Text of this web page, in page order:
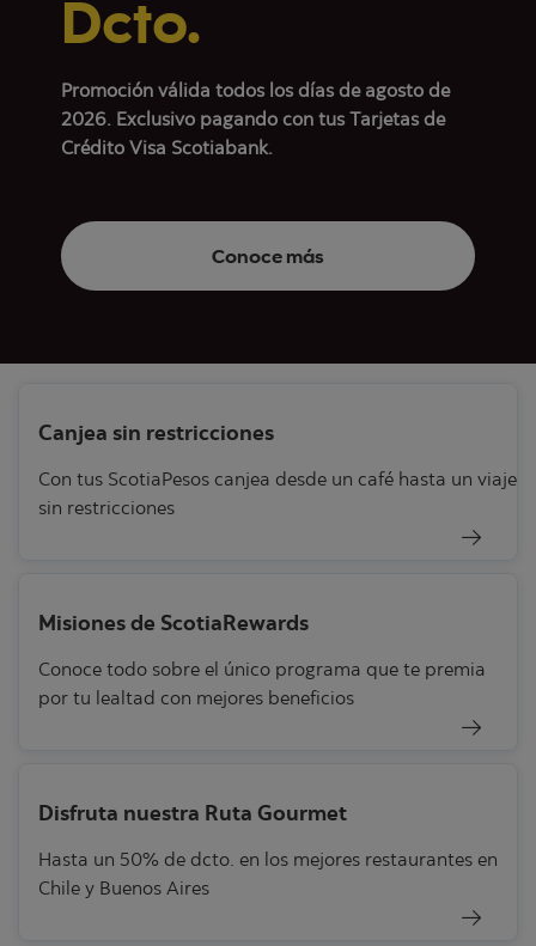
Dcto.
Promoción válida todos los días de agosto de
2026. Exclusivo pagando con tus Tarjetas de
Crédito Visa Scotiabank.
Conoce más
Canjea sin restricciones
Con tus ScotiaPesos canjea desde un café hasta un viaje
sin restricciones
Misiones de ScotiaRewards
Conoce todo sobre el único programa que te premia
por tu lealtad con mejores beneficios
Disfruta nuestra Ruta Gourmet
Hasta un 50% de dcto. en los mejores restaurantes en
Chile y Buenos Aires